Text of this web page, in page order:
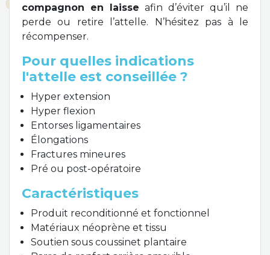
compagnon en laisse afin d’éviter qu’il ne
perde ou retire l’attelle. N’hésitez pas à le
récompenser.
Pour quelles indications
l'attelle est conseillée ?
Hyper extension
Hyper flexion
Entorses ligamentaires
Élongations
Fractures mineures
Pré ou post-opératoire
Caractéristiques
Produit reconditionné et fonctionnel
Matériaux néoprène et tissu
Soutien sous coussinet plantaire